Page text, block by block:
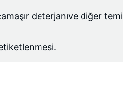
deterjanıve diğer